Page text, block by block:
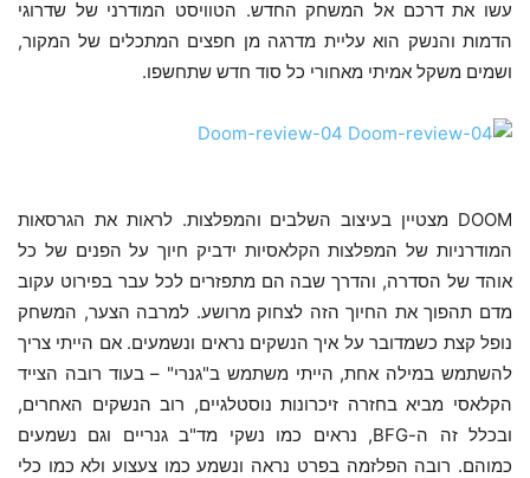
עשו את דרכם אל המשחק החדש. הטוויסט המודרני של שדרוגי
הדמות והנשק הוא עליית מדרגה מן חפצים המתכלים של המקור,
ושמים משקל אמיתי מאחורי כל סוד חדש שתחשפו.
DOOM מצטיין בעיצוב השלבים והמפלצות. לראות את הגרסאות
המודרניות של המפלצות הקלאסיות ידביק חיוך על הפנים של כל
אוהד של הסדרה, והדרך שבה הם מתפזרים לכל עבר בפירוט עקוב
מדם תהפוך את החיוך הזה לצחוק מרושע. למרבה הצער, המשחק
נופל קצת כשמדובר על איך הנשקים נראים ונשמעים. אם הייתי צריך
להשתמש במילה אחת, הייתי משתמש ב"גנרי" – בעוד רובה הצייד
הקלאסי מביא בחזרה זיכרונות נוסטלגיים, רוב הנשקים האחרים,
ובכלל זה ה-BFG, נראים כמו נשקי מד"ב גנריים וגם נשמעים
כמוהם. רובה הפלזמה בפרט נראה ונשמע כמו צעצוע ולא כמו כלי